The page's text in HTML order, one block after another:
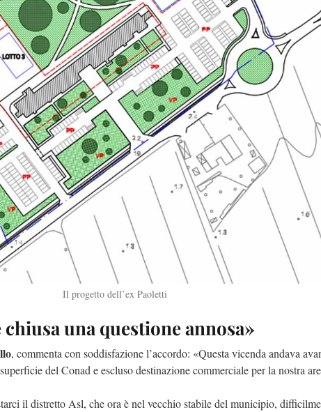
Il progetto dell’ex Paoletti
una questione annosa»
, commenta con soddisfazione l’accordo: «Questa vicenda andava
del Conad e escluso destinazione commerciale per la nostra
il distretto Asl, che ora è nel vecchio stabile del municipio,